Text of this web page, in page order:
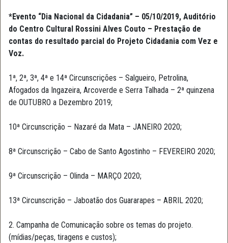
*Evento “Dia Nacional da Cidadania” – 05/10/2019, Auditório
do Centro Cultural Rossini Alves Couto – Prestação de
contas do resultado parcial do Projeto Cidadania com Vez e
Voz.
1ª, 2ª, 3ª, 4ª e 14ª Circunscrições – Salgueiro, Petrolina,
Afogados da Ingazeira, Arcoverde e Serra Talhada – 2ª quinzena
de OUTUBRO a Dezembro 2019;
10ª Circunscrição – Nazaré da Mata – JANEIRO 2020;
8ª Circunscrição – Cabo de Santo Agostinho – FEVEREIRO 2020;
9ª Circunscrição – Olinda – MARÇO 2020;
13ª Circunscrição – Jaboatão dos Guararapes – ABRIL 2020;
2. Campanha de Comunicação sobre os temas do projeto.
(mídias/peças, tiragens e custos);